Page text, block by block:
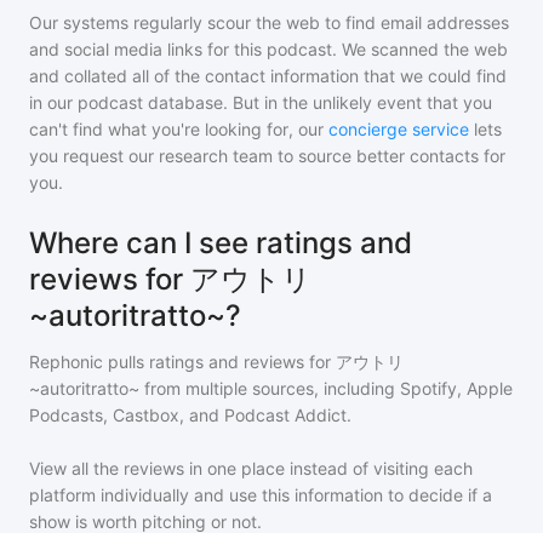
Our systems regularly scour the web to find email addresses
and social media links for this podcast. We scanned the web
and collated all of the contact information that we could find
in our podcast database. But in the unlikely event that you
can't find what you're looking for, our concierge service lets
you request our research team to source better contacts for
you.
Where can I see ratings and
reviews for アウトリ
~autoritratto~?
Rephonic pulls ratings and reviews for アウトリ
~autoritratto~ from multiple sources, including Spotify, Apple
Podcasts, Castbox, and Podcast Addict.
View all the reviews in one place instead of visiting each
platform individually and use this information to decide if a
show is worth pitching or not.